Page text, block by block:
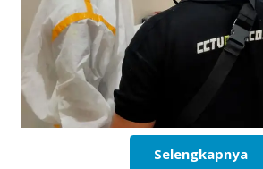
Selengkapnya